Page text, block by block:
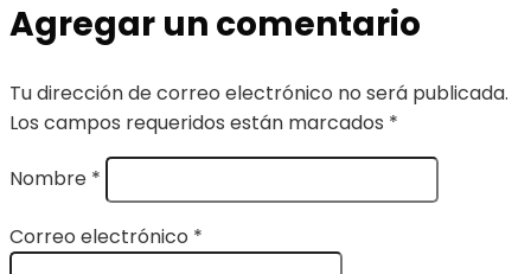
Agregar un comentario
Tu dirección de correo electrónico no será publicada.
Los campos requeridos están marcados *
Nombre *
Correo electrónico *